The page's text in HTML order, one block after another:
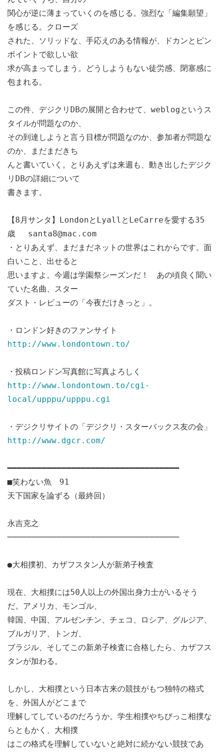
関心が逆に薄まっていくのを感じる。強烈な「編集願望」
を感じる。クローズ
された、ソリッドな、手応えのある情報が、ドカンとピン
ポイントで欲しい欲
求が高まってしまう。どうしようもない徒労感、閉塞感に
包まれる。
この件、デジクリDBの展開と合わせて、weblogというス
タイルが問題なのか、
その到達しようと言う目標が問題なのか、参加者が問題な
のか、まだまだきち
んと書いていく。とりあえずは来週も、動き出したデジク
リDBの詳細について
書きます。
【8月サンタ】LondonとLyallとLeCarreを愛する35
歳 santa8@mac.com
・とりあえず、まだまだネットの世界はこれからです。面
白いこと、出せると
思いますよ。今週は学園祭シーズンだ！ あの頃良く聞い
ていた名曲、スター
ダスト・レビューの「今夜だけきっと」。
・ロンドン好きのファンサイト
http://www.londontown.to/
・投稿ロンドン写真館に写真よろしく
http://www.londontown.to/cgi-
local/upppu/upppu.cgi
・デジクリサイトの「デジクリ・スターバックス友の会」
http://www.dgcr.com/
━━━━━━━━━━━━━━━━━━━━━━━━━━━━━━━━━━━
■笑わない魚 91
天下国家を論ずる（最終回）
永吉克之
───────────────────────────────────
●大相撲初、カザフスタン人が新弟子検査
現在、大相撲には50人以上の外国出身力士がいるそう
だ。アメリカ、モンゴル、
韓国、中国、アルゼンチン、チェコ、ロシア、グルジア、
ブルガリア、トンガ、
ブラジル、そしてこの新弟子検査に合格したら、カザフス
タンが加わる。
しかし、大相撲という日本古来の競技がもつ独特の格式
を、外国人がどこまで
理解してしているのだろうか。学生相撲やちびっこ相撲な
らともかく、大相撲
はこの格式を理解していないと絶対に続かない競技であ